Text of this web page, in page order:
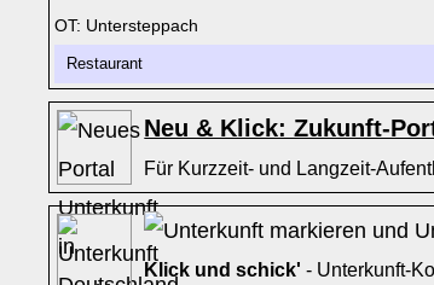
OT: Untersteppach
Restaurant
Neu & Klick: Zukunft-
Für Kurzzeit- und Langzeit-
Klick und schick' - Unterkunft-